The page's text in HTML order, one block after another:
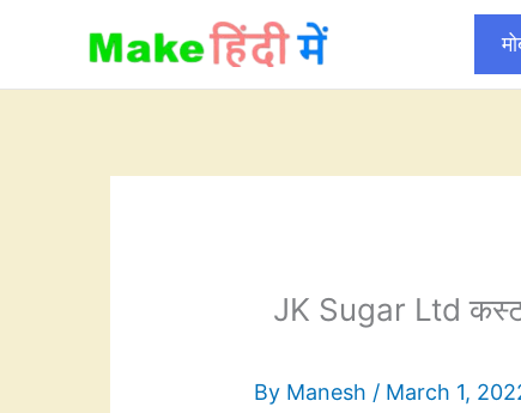
content
JK Sugar Ltd
By Manesh / March 1,